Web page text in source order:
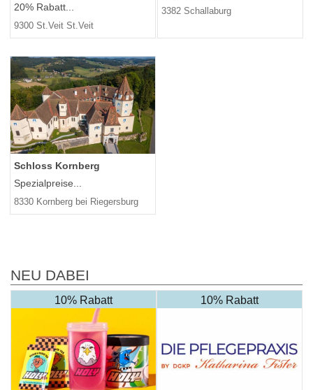
20% Rabatt...
9300 St.Veit St.Veit
3382 Schallaburg
Schloss Kornberg
Spezialpreise...
8330 Kornberg bei Riegersburg
NEU DABEI
10% Rabatt 10% Rabatt